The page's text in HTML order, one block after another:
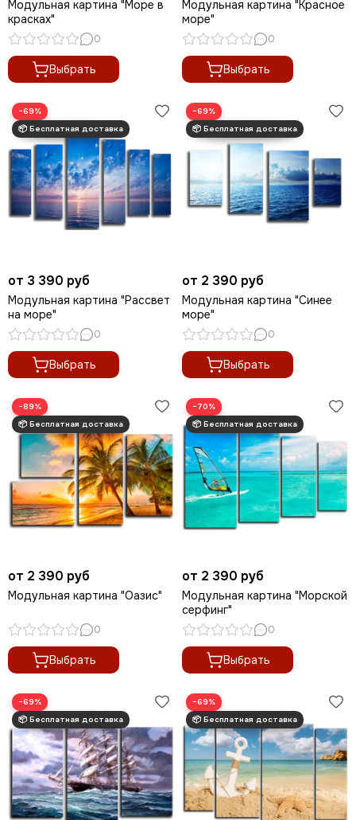
Новогодние картины
Для кухни
Диптих
Триптих
Картины ручной работы маслом
Модульная картина "Море в
красках"
0
Выбрать
Модульная картина "Красное
море"
0
Выбрать
−69%
от 3 390 руб
Модульная картина "Рассвет
на море"
0
Выбрать
−69%
от 2 390 руб
Модульная картина "Синее
море"
0
Выбрать
−89%
от 2 390 руб
Модульная картина "Оазис"
0
Выбрать
−70%
от 2 390 руб
Модульная картина "Морской
серфинг"
0
Выбрать
−69% −69%